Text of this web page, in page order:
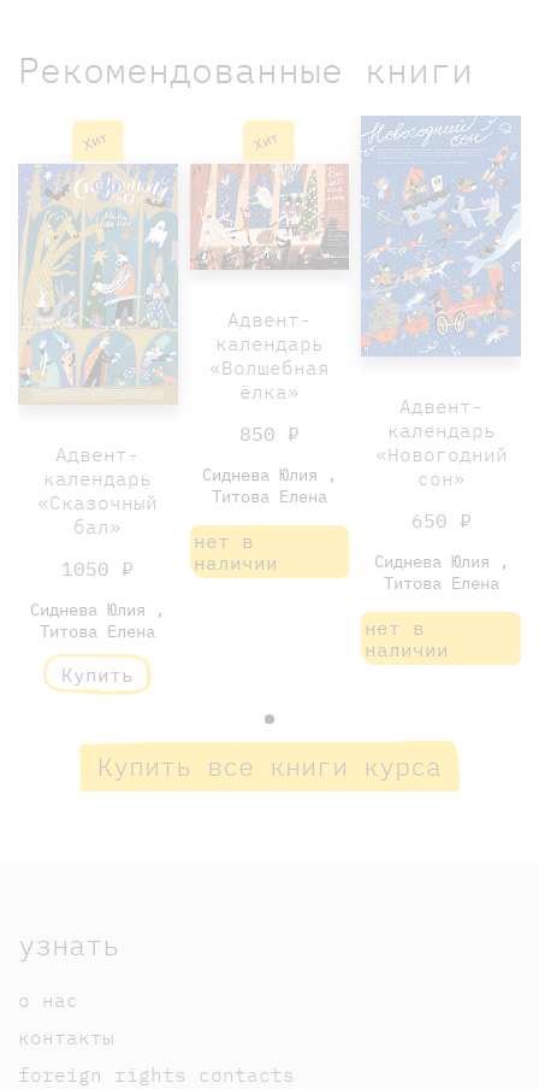
Рекомендованные книги
Хит
Адвент-
календарь
«Сказочный
бал»
1050 ₽
Сиднева Юлия ,
Титова Елена
Купить
Хит
Адвент-
календарь
«Волшебная
ёлка»
850 ₽
Сиднева Юлия ,
Титова Елена
нет в
наличии
Адвент-
календарь
«Новогодний
сон»
650 ₽
Сиднева Юлия ,
Титова Елена
нет в
наличии
Купить все книги курса
узнать
о нас
контакты
foreign rights contacts